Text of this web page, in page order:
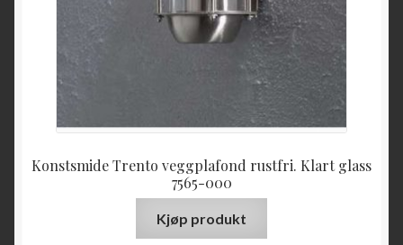
Konstsmide Trento veggplafond rustfri. Klart glass
7565-000
Kjøp produkt